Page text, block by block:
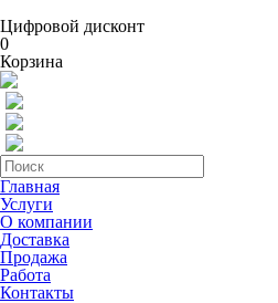
Цифровой дисконт
0
Корзина
Главная
Услуги
О компании
Доставка
Продажа
Работа
Контакты